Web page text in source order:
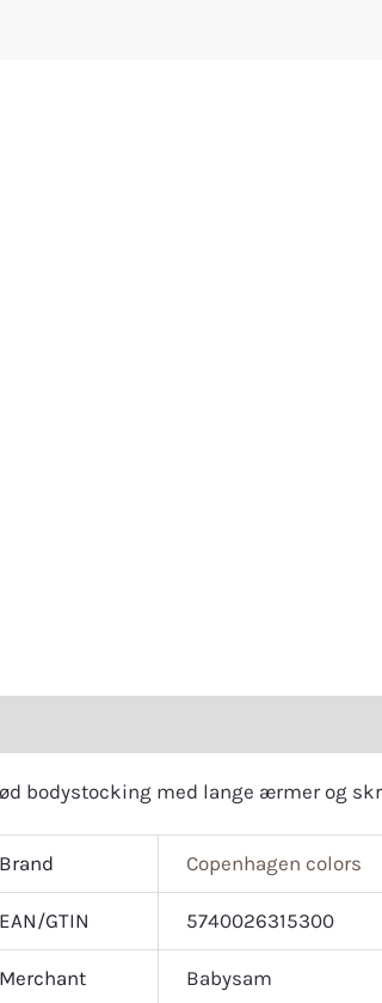
bodystocking med lange ærmer og
Brand Copenhagen colors
EAN/GTIN 5740026315300
Merchant Babysam